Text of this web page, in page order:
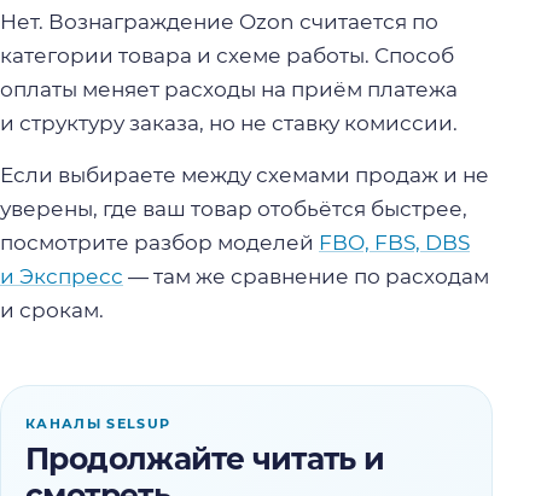
Нет. Вознаграждение Ozon считается по
категории товара и схеме работы. Способ
оплаты меняет расходы на приём платежа
и структуру заказа, но не ставку комиссии.
Если выбираете между схемами продаж и не
уверены, где ваш товар отобьётся быстрее,
посмотрите разбор моделей FBO, FBS, DBS
и Экспресс — там же сравнение по расходам
и срокам.
КАНАЛЫ SELSUP
Продолжайте читать и